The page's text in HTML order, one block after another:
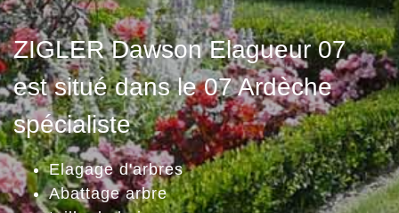
ZIGLER Dawson Elagueur 07
est situé dans le 07 Ardèche
spécialiste
Elagage d'arbres
Abattage arbre